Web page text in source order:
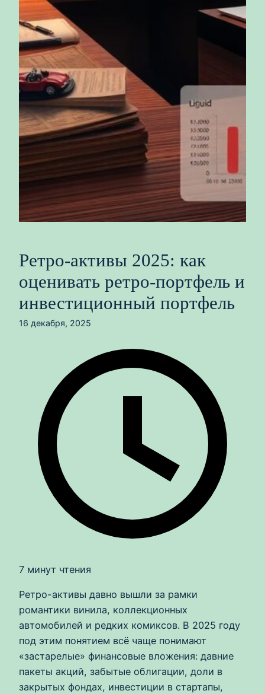
Ретро-активы 2025: как
оценивать ретро-портфель и
инвестиционный портфель
16 декабря, 2025
7 минут чтения
Ретро-активы давно вышли за рамки
романтики винила, коллекционных
автомобилей и редких комиксов. В 2025 году
под этим понятием всё чаще понимают
«застарелые» финансовые вложения: давние
пакеты акций, забытые облигации, доли в
закрытых фондах, инвестиции в стартапы,